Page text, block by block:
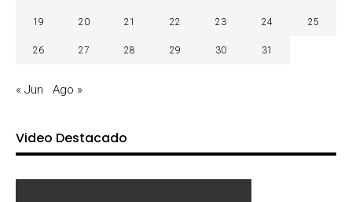
19 20 21 22 23 24 25
26 27 28 29 30 31
« Jun Ago »
Video Destacado